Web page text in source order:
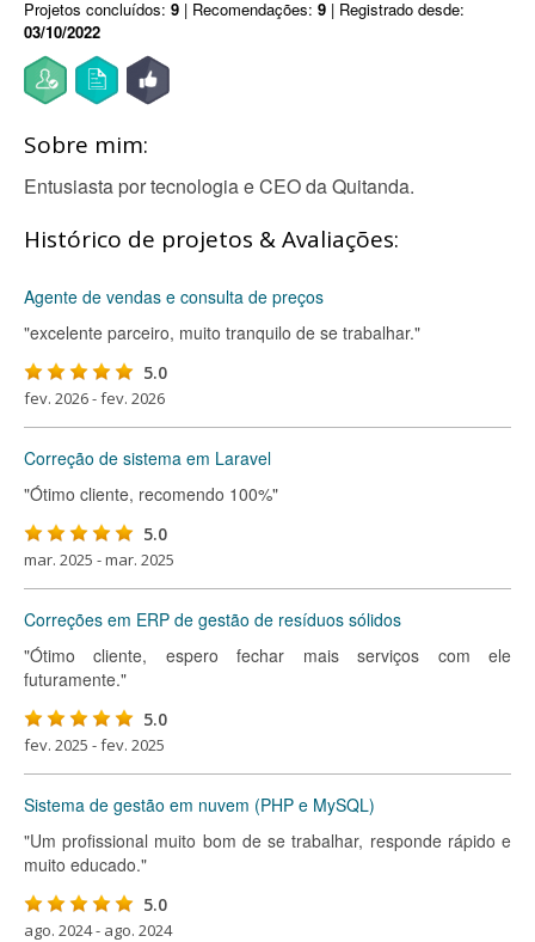
Projetos concluídos: 9 | Recomendações: 9 | Registrado desde:
03/10/2022
Sobre mim:
Entusiasta por tecnologia e CEO da Quitanda.
Histórico de projetos & Avaliações:
Agente de vendas e consulta de preços
"excelente parceiro, muito tranquilo de se trabalhar."
5.0
fev. 2026 - fev. 2026
Correção de sistema em Laravel
"Ótimo cliente, recomendo 100%"
5.0
mar. 2025 - mar. 2025
Correções em ERP de gestão de resíduos sólidos
"Ótimo cliente, espero fechar mais serviços com ele
futuramente."
5.0
fev. 2025 - fev. 2025
Sistema de gestão em nuvem (PHP e MySQL)
"Um profissional muito bom de se trabalhar, responde rápido e
muito educado."
5.0
ago. 2024 - ago. 2024